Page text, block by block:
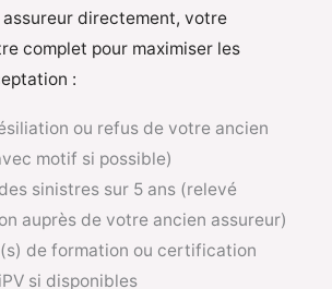
directement, votre
complet pour maximiser les
:
ou refus de votre ancien
motif si possible)
sinistres sur 5 ans (relevé
auprès de votre ancien assureur)
de formation ou certification
si disponibles